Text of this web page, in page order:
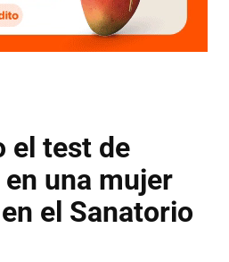
el test de
una mujer
el Sanatorio